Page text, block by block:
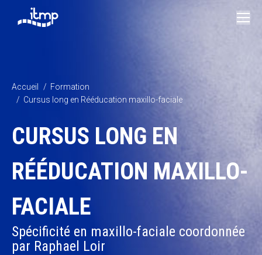
Vous êtes ici :
Accueil
Formation
Cursus long en Rééducation maxillo-faciale
CURSUS LONG EN
RÉÉDUCATION MAXILLO-
FACIALE
Spécificité en maxillo-faciale coordonnée
par Raphael Loir